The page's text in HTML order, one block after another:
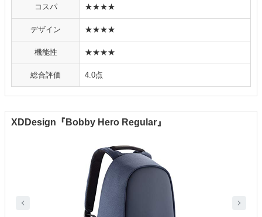
コスパ ★★★★
デザイン ★★★★
機能性 ★★★★
総合評価 4.0点
XDDesign『Bobby Hero Regular』